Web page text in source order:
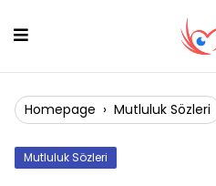
Homepage › Mutluluk Sözleri
Mutluluk Sözleri